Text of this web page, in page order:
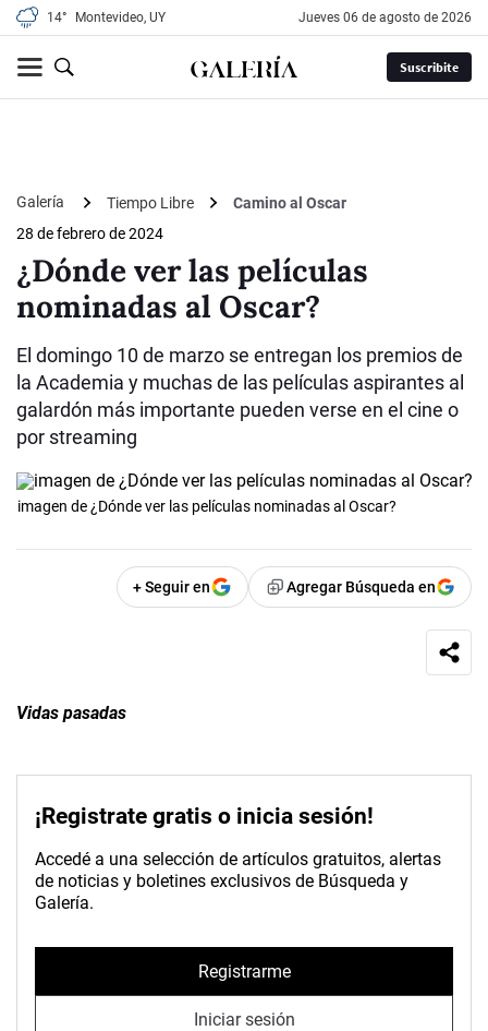
14° Montevideo, UY jueves 06 de agosto de 2026
Suscribite
Galería Tiempo Libre
Camino al Oscar
28 de febrero de 2024
¿Dónde ver las películas
nominadas al Oscar?
El domingo 10 de marzo se entregan los premios de
la Academia y muchas de las películas aspirantes al
galardón más importante pueden verse en el cine o
por streaming
imagen de ¿Dónde ver las películas nominadas al Oscar?
+ Seguir en Agregar Búsqueda en
Vidas pasadas
¡Registrate gratis o inicia sesión!
Accedé a una selección de artículos gratuitos, alertas
de noticias y boletines exclusivos de Búsqueda y
Galería.
Registrarme
Iniciar sesión